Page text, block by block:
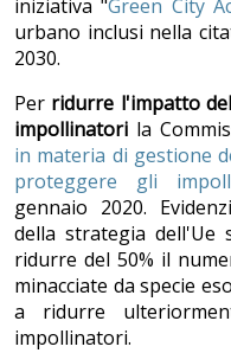
iniziativa "Green City
urbano inclusi nella
2030.
Per ridurre l'impatto
impollinatori la
in materia di gestione
proteggere gli
gennaio 2020.
della strategia dell'Ue
ridurre del 50% il
minacciate da specie
a ridurre
impollinatori.